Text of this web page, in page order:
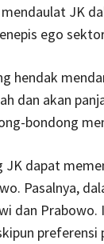
JK
ego
hendak
dan akan
bondong
dapat
Pasalnya,
dan Prabowo.